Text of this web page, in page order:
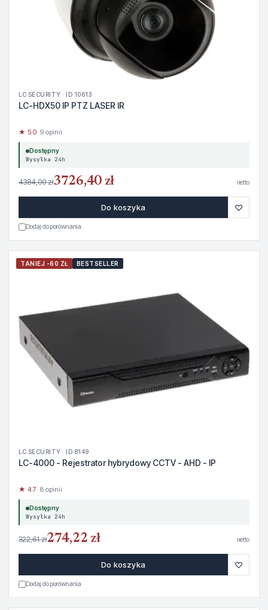
LC SECURITY · ID 10613
LC-HDX50 IP PTZ LASER IR
★ 5.0· 9 opinii
Dostępny
Wysyłka 24h
4384,00 zł3726,40 zł netto
Do koszyka ♡
Dodaj do porównania
TANIEJ -60 ZŁ BESTSELLER
LC SECURITY · ID 8149
LC-4000 - Rejestrator hybrydowy CCTV - AHD - IP
★ 4.7· 8 opinii
Dostępny
Wysyłka 24h
322,61 zł274,22 zł netto
Do koszyka ♡
Dodaj do porównania